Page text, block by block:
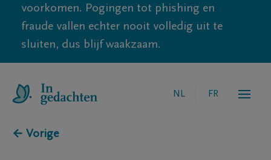
voorkomen. Pogingen tot phishing en
fraude vallen echter nooit volledig uit te
sluiten, dus blijf waakzaam.
NL FR
← Vorige